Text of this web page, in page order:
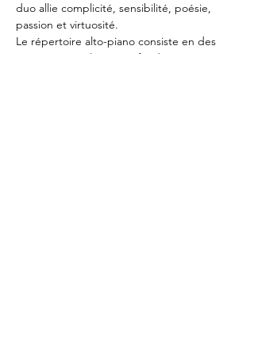
duo allie complicité, sensibilité, poésie,
passion et virtuosité.
Le répertoire alto-piano consiste en des
œuvres originales et profondes, qui exige